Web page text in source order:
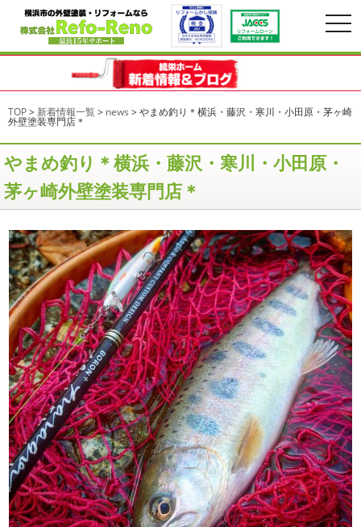
TOP> 新着情報一覧> news >やまめ釣り＊横浜・藤沢・寒川・小田原・茅ヶ崎
外壁塗装専門店＊
やまめ釣り＊横浜・藤沢・寒川・小田原・
茅ヶ崎外壁塗装専門店＊